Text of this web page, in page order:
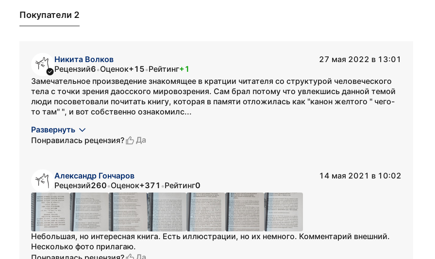
Покупатели 2
Никита Волков
27 мая 2022 в 13:01
Рецензий6•Оценок+15•Рейтинг+1
Замечательное произведение знакомящее в кратции читателя со структурой человеческого
тела с точки зрения даосского мировозрения. Сам брал потому что увлекшись данной темой
люди посоветовали почитать книгу, которая в памяти отложилась как "канон желтого " чего-
то там" ", и вот собственно ознакомилс...
Развернуть
Понравилась рецензия?
Да
Александр Гончаров
14 мая 2021 в 10:02
Рецензий260•Оценок+371 •Рейтинг0
Небольшая, но интересная книга. Есть иллюстрации, но их немного. Комментарий внешний.
Несколько фото прилагаю.
Да